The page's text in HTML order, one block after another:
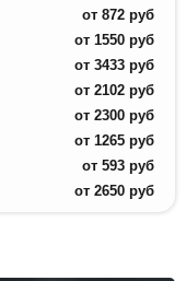
от 872 руб
от 1550 руб
от 3433 руб
от 2102 руб
от 2300 руб
от 1265 руб
от 593 руб
от 2650 руб